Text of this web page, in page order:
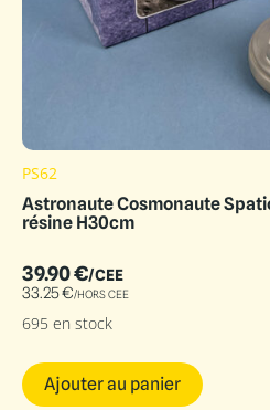
PS62
Astronaute Cosmonaute
résine H30cm
39.90€/CEE
33.25€/HORS CEE
695 en stock
Ajouter au panier